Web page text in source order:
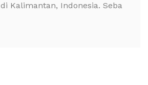
Kalimantan, Indonesia. Seba